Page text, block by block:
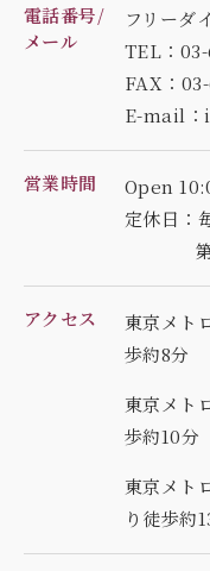
電話番号/
メール
フリーダ
TEL：
FAX：
E-mail
営業時間
Open
定休日：
アクセス
東京メト
歩約8分
東京メト
歩約10分
東京メト
り徒歩約